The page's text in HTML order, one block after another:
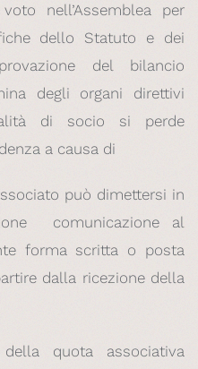
nell’Assemblea per
dello Statuto e dei
del bilancio
degli organi direttivi
di socio si perde
a causa di
può dimettersi in
comunicazione al
forma scritta o posta
dalla ricezione della
quota associativa